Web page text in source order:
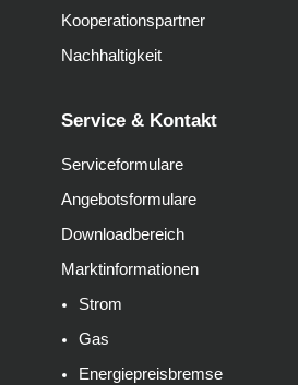
Kooperationspartner
Nachhaltigkeit
Service & Kontakt
Serviceformulare
Angebotsformulare
Downloadbereich
Marktinformationen
Strom
Gas
Energiepreisbremse